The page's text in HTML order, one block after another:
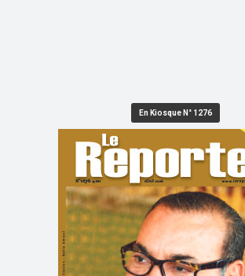
En Kiosque N° 1276